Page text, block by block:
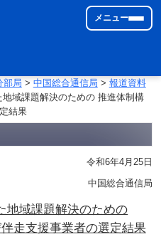
メニュー
部局 > 中国総合通信局 > 報道資料
域課題解決のための 推進体制構
結果
令和6年4月25日
中国総合通信局
地域課題解決のための
走支援事業者の選定結果